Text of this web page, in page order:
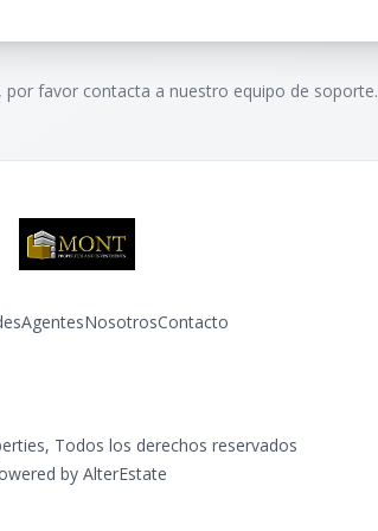
por favor contacta a nuestro equipo de soporte.
AgentesNosotrosContacto
, Todos los derechos reservados
by AlterEstate